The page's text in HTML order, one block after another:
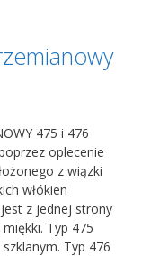
475 i 476
oplecenie
z wiązki
włókien
z jednej strony
Typ 475
Typ 476